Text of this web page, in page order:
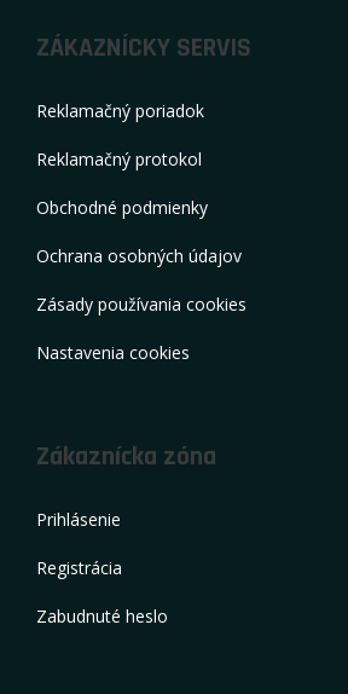
ZÁKAZNÍCKY SERVIS
Reklamačný poriadok
Reklamačný protokol
Obchodné podmienky
Ochrana osobných údajov
Zásady používania cookies
Nastavenia cookies
Zákaznícka zóna
Prihlásenie
Registrácia
Zabudnuté heslo